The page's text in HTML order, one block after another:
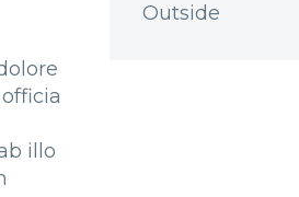
illo
Outside